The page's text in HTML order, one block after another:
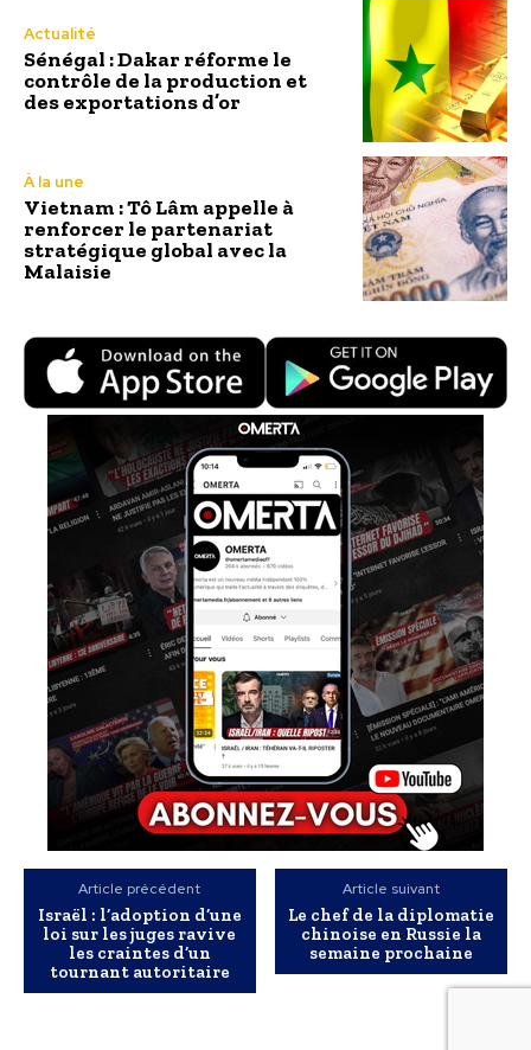
Actualité
Sénégal : Dakar réforme le
contrôle de la production et
des exportations d’or
À la une
Vietnam : Tô Lâm appelle à
renforcer le partenariat
stratégique global avec la
Malaisie
Article précédent
Israël : l’adoption d’une
loi sur les juges ravive
les craintes d’un
tournant autoritaire
Article suivant
Le chef de la diplomatie
chinoise en Russie la
semaine prochaine